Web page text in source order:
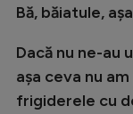
Bă, băiatule,
Dacă nu ne-au
așa ceva nu
frigiderele cu